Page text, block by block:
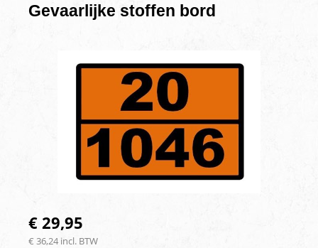
Gevaarlijke stoffen bord
€ 29,95
€ 36,24 incl. BTW